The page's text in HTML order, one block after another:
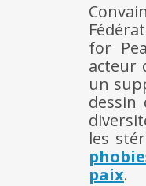
for
acteur
un
dessin
les
paix.